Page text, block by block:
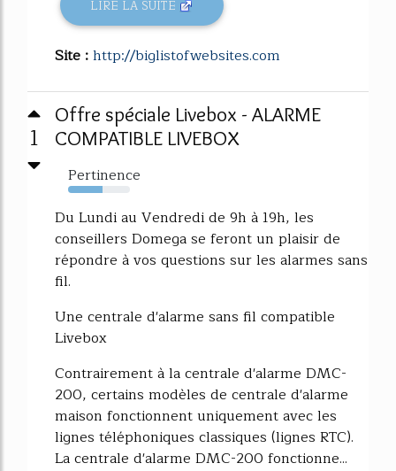
LIRE LA SUITE
Site :http://biglistofwebsites.com
1
Offre spéciale Livebox - ALARME
COMPATIBLE LIVEBOX
Pertinence
56%
Du Lundi au Vendredi de 9h à 19h, les
conseillers Domega se feront un plaisir de
répondre à vos questions sur les alarmes sans
fil.
Une centrale d'alarme sans fil compatible
Livebox
Contrairement à la centrale d'alarme DMC-
200, certains modèles de centrale d'alarme
maison fonctionnent uniquement avec les
lignes téléphoniques classiques (lignes RTC).
La centrale d'alarme DMC-200 fonctionne...